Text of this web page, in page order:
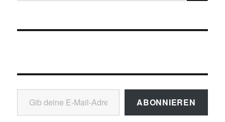
Gib deine E-Mail-Adresse ein ...
ABONNIEREN